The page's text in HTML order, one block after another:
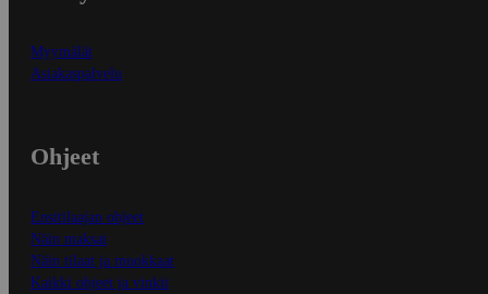
Myymälät
Asiakaspalvelu
Ohjeet
Ensitilaajan ohjeet
Näin maksat
Näin tilaat ja muokkaat
Kaikki ohjeet ja vinkit